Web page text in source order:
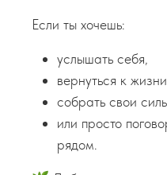
Если ты хочешь:
услышать себя,
вернуться к
собрать свои
или просто
рядом.